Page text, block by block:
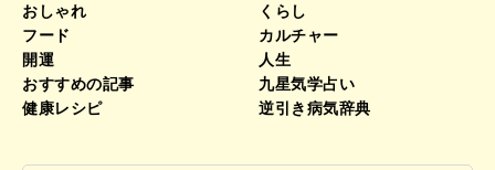
おしゃれ
くらし
フード
カルチャー
開運
人生
おすすめの記事
九星気学占い
健康レシピ
逆引き病気辞典